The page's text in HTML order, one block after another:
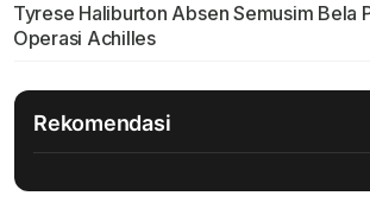
Tyrese Haliburton Absen Semusim Bela
Operasi Achilles
Rekomendasi